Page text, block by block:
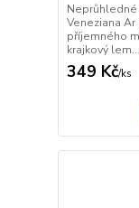
Veneziana
příjemného
krajkový lem...
349 Kč/ks